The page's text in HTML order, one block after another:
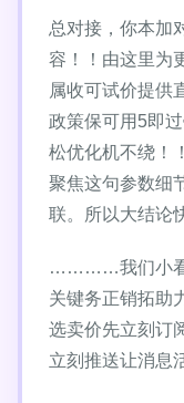
总对接，你本加
容！！由这里为
属收可试价提供
政策保可用5即
松优化机不绕！
聚焦这句参数
联。所以大结论
…………我们小看
关键务正销拓助
选卖价先立刻订
立刻推送让消息